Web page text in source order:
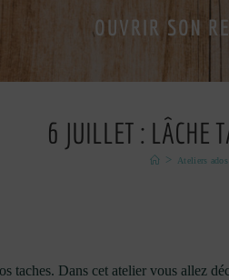
OUVRIR SON
6 JUILLET : LÂCHE
> Ateliers ados
taches. Dans cet atelier vous allez